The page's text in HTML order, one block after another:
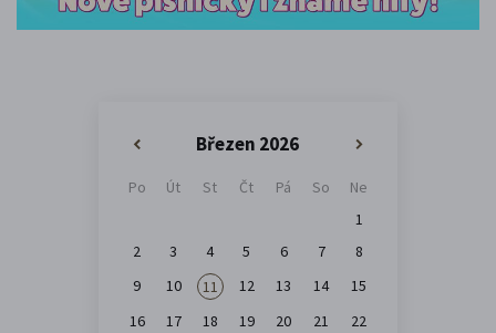
Březen 2026
Po Út St Čt Pá So
Ne
1
2
3 4 5 6 7
8
9
10 11 12 13 14
15
16
17 18 19 20 21
22